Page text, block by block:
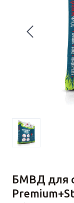
БМВД для